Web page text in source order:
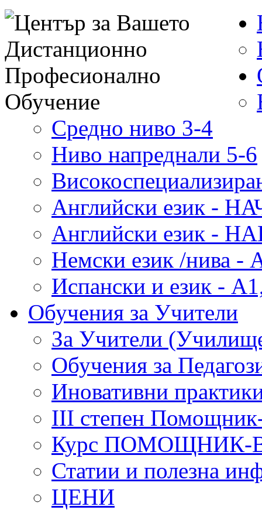
Средно ниво 3-4
Ниво напреднали 5-6
Английски език -
Английски език -
Немски език /нива -
Испански и език -
Обучения за Учители
За Учители
Обучения за
Иновативни
III степен Помощник-
Курс ПОМОЩНИК-
Статии и полезна
ЦЕНИ